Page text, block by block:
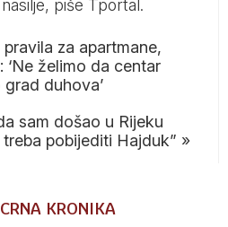
piše Tportal.
za apartmane,
želimo da centar
duhova’
sam došao u Rijeku
pobijediti Hajduk” »
KRONIKA